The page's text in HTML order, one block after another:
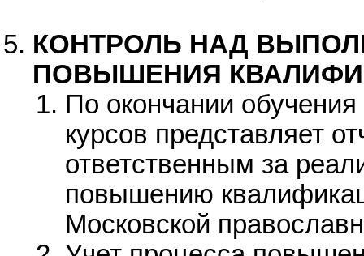
КОНТРОЛЬ НАД
ПОВЫШЕНИЯ
По окончании
курсов представляет
ответственным за
повышению
Московской